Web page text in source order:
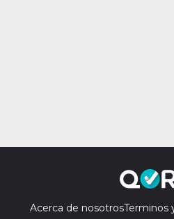
Acerca de nosotrosTerminos